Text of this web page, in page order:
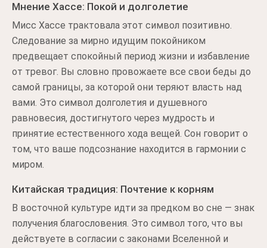
Мнение Хассе: Покой и долголетие
Мисс Хассе трактовала этот символ позитивно.
Следование за мирно идущим покойником
предвещает спокойный период жизни и избавление
от тревог. Вы словно провожаете все свои беды до
самой границы, за которой они теряют власть над
вами. Это символ долголетия и душевного
равновесия, достигнутого через мудрость и
принятие естественного хода вещей. Сон говорит о
том, что ваше подсознание находится в гармонии с
миром.
Китайская традиция: Почтение к корням
В восточной культуре идти за предком во сне — знак
получения благословения. Это символ того, что вы
действуете в согласии с законами Вселенной и